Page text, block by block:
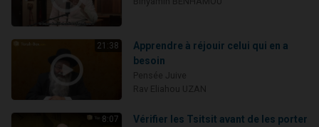
21:38
Apprendre à réjouir celui qui en a
besoin
8:07 Vérifier les Tsitsit avant de les porter